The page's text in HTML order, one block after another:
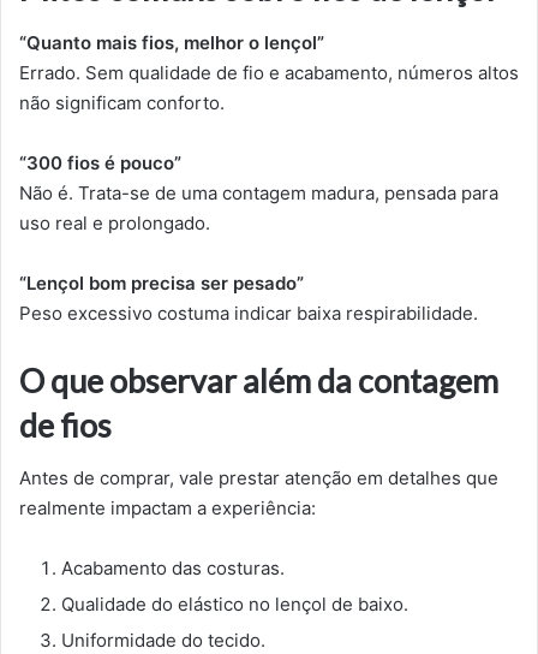
“Quanto mais fios, melhor o lençol”
Errado. Sem qualidade de fio e acabamento, números altos
não significam conforto.
“300 fios é pouco”
Não é. Trata-se de uma contagem madura, pensada para
uso real e prolongado.
“Lençol bom precisa ser pesado”
Peso excessivo costuma indicar baixa respirabilidade.
O que observar além da contagem
de fios
Antes de comprar, vale prestar atenção em detalhes que
realmente impactam a experiência:
Acabamento das costuras.
Qualidade do elástico no lençol de baixo.
Uniformidade do tecido.